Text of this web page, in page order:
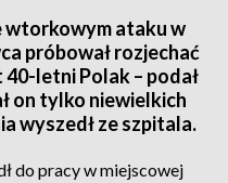
wtorkowym ataku w
próbował rozjechać
letni Polak – podał
on tylko niewielkich
wyszedł ze szpitala.
do pracy w miejscowej